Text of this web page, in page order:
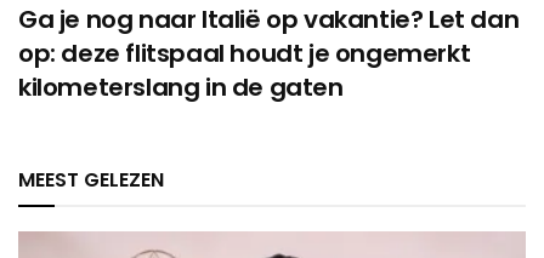
Ga je nog naar Italië op vakantie? Let dan
op: deze flitspaal houdt je ongemerkt
kilometerslang in de gaten
MEEST GELEZEN